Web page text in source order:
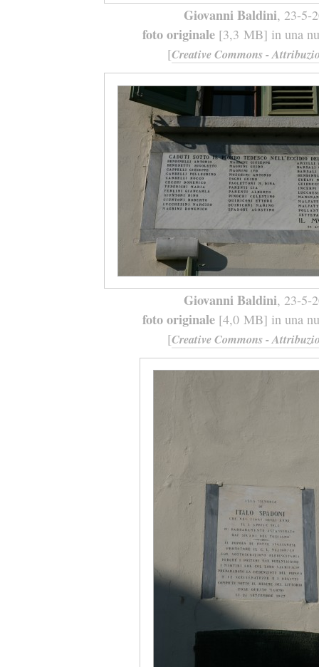
Giovanni Baldini, 23-5-
foto originale[3,3 MB] in una
[Creative Commons -
Giovanni Baldini, 23-5-
foto originale[4,0 MB] in una
[Creative Commons -